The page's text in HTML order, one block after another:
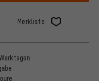
Merkliste